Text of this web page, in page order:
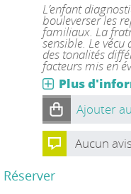
L’enfant
bouleverser les
familiaux. La
sensible. Le
des tonalités
facteurs mis en
Plus
Ajouter
Aucun
Réserver